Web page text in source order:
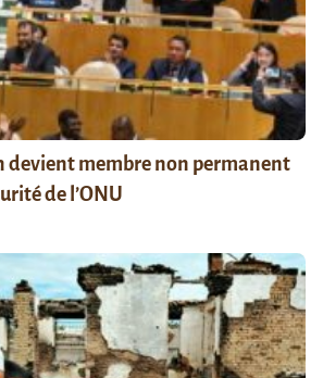
devient membre non permanent
de l’ONU